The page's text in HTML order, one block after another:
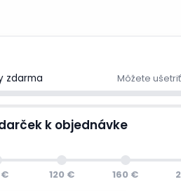
zdarma Môžete
k objednávke
€ 120 € 160 €